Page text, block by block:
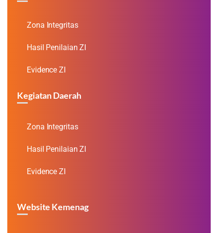
Zona Integritas
Hasil Penilaian ZI
Evidence ZI
Kegiatan Daerah
Zona Integritas
Hasil Penilaian ZI
Evidence ZI
Website Kemenag